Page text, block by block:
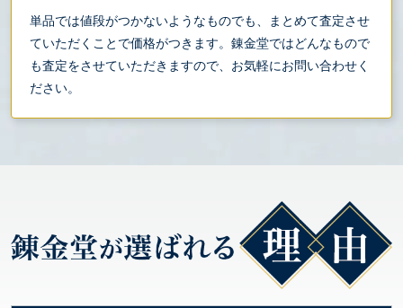
単品では値段がつかないようなものでも、まとめて査定させ
ていただくことで価格がつきます。錬金堂ではどんなもので
も査定をさせていただきますので、お気軽にお問い合わせく
ださい。